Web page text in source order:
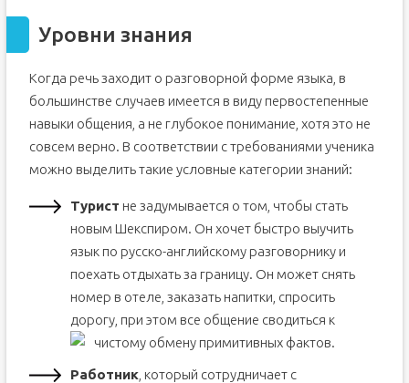
Уровни знания
Когда речь заходит о разговорной форме языка, в
большинстве случаев имеется в виду первостепенные
навыки общения, а не глубокое понимание, хотя это не
совсем верно. В соответствии с требованиями ученика
можно выделить такие условные категории знаний:
Турист не задумывается о том, чтобы стать
новым Шекспиром. Он хочет быстро выучить
язык по русско-английскому разговорнику и
поехать отдыхать за границу. Он может снять
номер в отеле, заказать напитки, спросить
дорогу, при этом все общение сводиться к
чистому обмену примитивных фактов.
Работник, который сотрудничает с